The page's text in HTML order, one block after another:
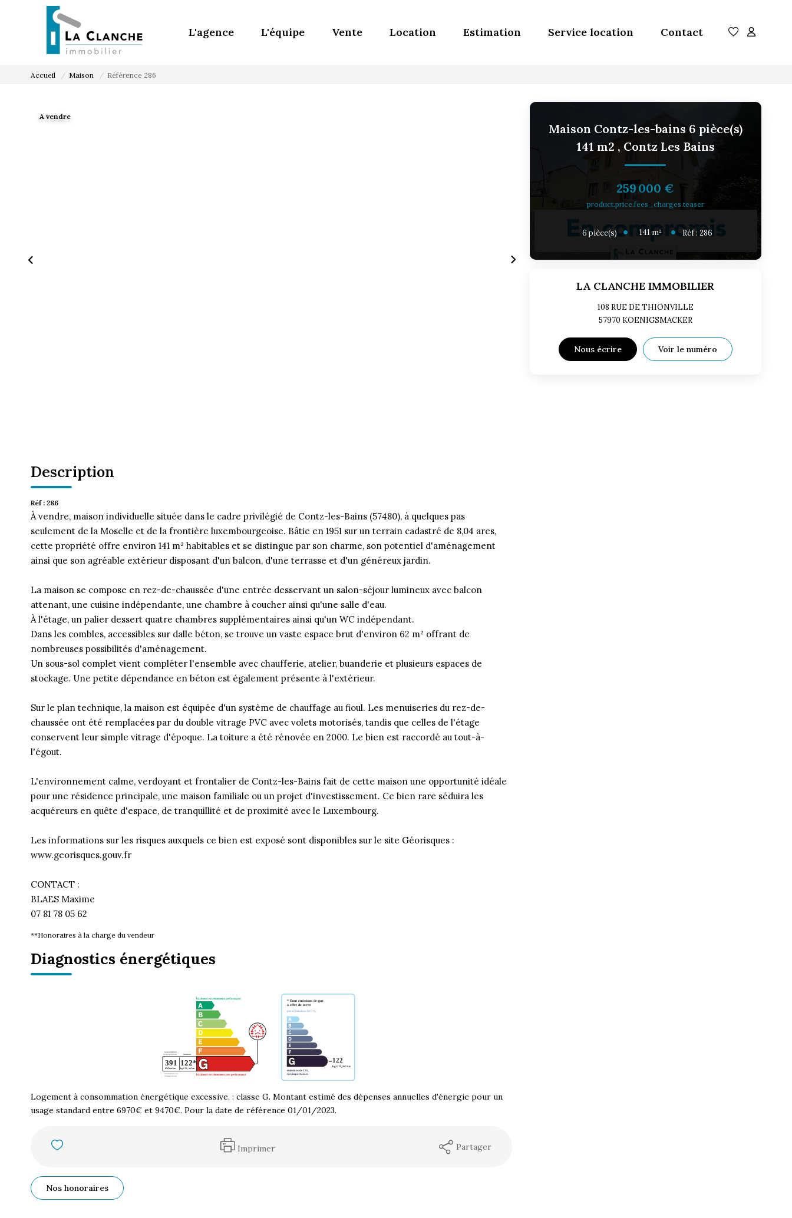
L'agence L'équipe Vente Location Estimation Service location Contact
Accueil Maison Référence 286
A vendre
Description
Réf : 286
À vendre, maison individuelle située dans le cadre privilégié de Contz-les-Bains (57480), à quelques pas
seulement de la Moselle et de la frontière luxembourgeoise. Bâtie en 1951 sur un terrain cadastré de 8,04 ares,
cette propriété offre environ 141 m² habitables et se distingue par son charme, son potentiel d'aménagement
ainsi que son agréable extérieur disposant d'un balcon, d'une terrasse et d'un généreux jardin.
La maison se compose en rez-de-chaussée d'une entrée desservant un salon-séjour lumineux avec balcon
attenant, une cuisine indépendante, une chambre à coucher ainsi qu'une salle d'eau.
À l'étage, un palier dessert quatre chambres supplémentaires ainsi qu'un WC indépendant.
Dans les combles, accessibles sur dalle béton, se trouve un vaste espace brut d'environ 62 m² offrant de
nombreuses possibilités d'aménagement.
Un sous-sol complet vient compléter l'ensemble avec chaufferie, atelier, buanderie et plusieurs espaces de
stockage. Une petite dépendance en béton est également présente à l'extérieur.
Sur le plan technique, la maison est équipée d'un système de chauffage au fioul. Les menuiseries du rez-de-
chaussée ont été remplacées par du double vitrage PVC avec volets motorisés, tandis que celles de l'étage
conservent leur simple vitrage d'époque. La toiture a été rénovée en 2000. Le bien est raccordé au tout-à-
l'égout.
L'environnement calme, verdoyant et frontalier de Contz-les-Bains fait de cette maison une opportunité idéale
pour une résidence principale, une maison familiale ou un projet d'investissement. Ce bien rare séduira les
acquéreurs en quête d'espace, de tranquillité et de proximité avec le Luxembourg.
Les informations sur les risques auxquels ce bien est exposé sont disponibles sur le site Géorisques :
www.georisques.gouv.fr
CONTACT :
BLAES Maxime
07 81 78 05 62
**Honoraires à la charge du vendeur
Diagnostics énergétiques
Logement à consommation énergétique excessive. : classe G. Montant estimé des dépenses annuelles d'énergie pour un
usage standard entre 6970€ et 9470€. Pour la date de référence 01/01/2023.
Imprimer Partager
Nos honoraires
Maison Contz-les-bains 6 pièce(s)
141 m2 , Contz Les Bains
259 000 €
product.price.fees_charges.teaser
6 pièce(s) 141 m² Réf : 286
LA CLANCHE IMMOBILIER
108 RUE DE THIONVILLE
57970 KOENIGSMACKER
Nous écrire Voir le numéro